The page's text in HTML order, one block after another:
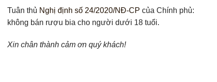
Tuân thủ Nghị định số 24/2020/NĐ-CP của Chính phủ:
không bán rượu bia cho người dưới 18 tuổi.
Xin chân thành cảm ơn quý khách!